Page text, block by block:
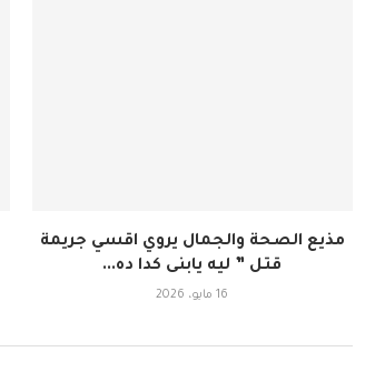
مذيع الصحة والجمال يروي اقسي جريمة
قتل ” ليه يابنى كدا ده...
16 مايو، 2026